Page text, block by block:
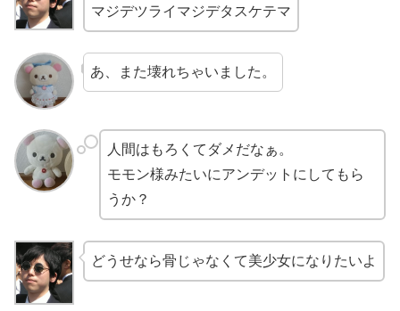
マジデツライマジデタスケテマ
あ、また壊れちゃいました。
人間はもろくてダメだなぁ。
モモン様みたいにアンデットにしてもら
うか？
どうせなら骨じゃなくて美少女になりたいよ